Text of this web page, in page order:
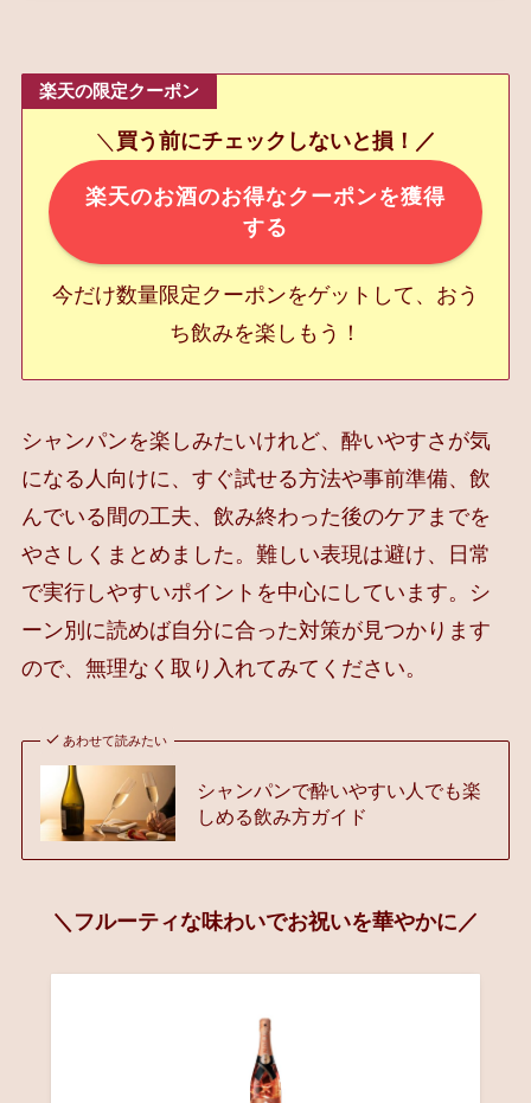
楽天の限定クーポン
＼ 買う前にチェックしないと損！／
楽天のお酒のお得なクーポンを獲得
する
今だけ数量限定クーポンをゲットして、おう
ち飲みを楽しもう！
シャンパンを楽しみたいけれど、酔いやすさが気
になる人向けに、すぐ試せる方法や事前準備、飲
んでいる間の工夫、飲み終わった後のケアまでを
やさしくまとめました。難しい表現は避け、日常
で実行しやすいポイントを中心にしています。シ
ーン別に読めば自分に合った対策が見つかります
ので、無理なく取り入れてみてください。
あわせて読みたい
シャンパンで酔いやすい人でも楽
しめる飲み方ガイド
＼フルーティな味わいでお祝いを華やかに／